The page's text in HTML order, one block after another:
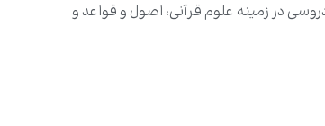
در زمینه علوم قرآنی، اصول و قواعد و